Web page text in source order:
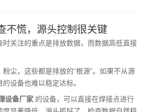
不慌，源头控制很关键
时关注的重点是排放数据，而数据高低直接
尘，这些都是排放的“根源”。如果不从源
设备也难以稳定达标。
设备厂家 的设备，可以直接在焊接点进行